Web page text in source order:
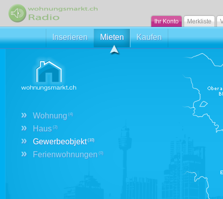
Ihr Konto Merkliste
Inserieren Mieten Kaufen
» Wohnung (4)
» Haus (2)
» Gewerbeobjekt(10)
» Ferienwohnungen (0)